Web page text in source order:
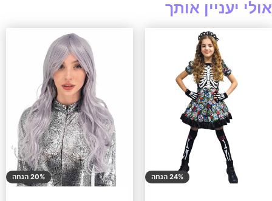
אולי יעניין אותך
24% הנחה 20% הנחה